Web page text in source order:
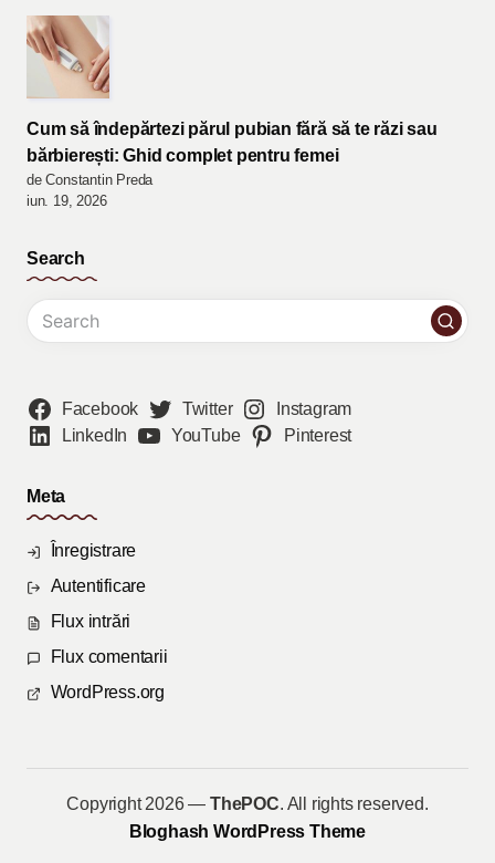
Cum să îndepărtezi părul pubian fără să te răzi sau
bărbierești: Ghid complet pentru femei
de Constantin Preda
iun. 19, 2026
Search
Facebook Twitter
Instagram
LinkedIn
YouTube Pinterest
Meta
Înregistrare
Autentificare
Flux intrări
Flux comentarii
WordPress.org
Copyright 2026 —ThePOC. All rights reserved.
Bloghash WordPress Theme